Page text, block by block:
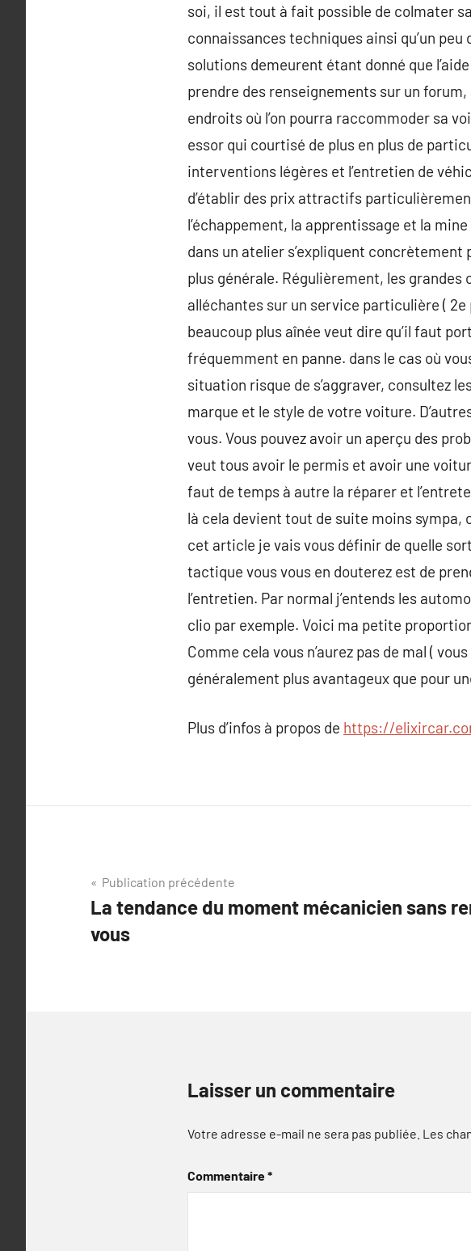
soi, il est tout à fait possible de colmater
connaissances techniques ainsi qu’un
solutions demeurent étant donné que
prendre des renseignements sur un
endroits où l’on pourra raccommoder sa
essor qui courtisé de plus en plus de
interventions légères et l’entretien de
d’établir des prix attractifs
l’échappement, la apprentissage et la
dans un atelier s’expliquent
plus générale. Régulièrement, les
alléchantes sur un service particulière ( 2e
beaucoup plus aînée veut dire qu’il faut
fréquemment en panne. dans le cas où
situation risque de s’aggraver, consultez
marque et le style de votre voiture.
vous. Vous pouvez avoir un aperçu des
veut tous avoir le permis et avoir une
faut de temps à autre la réparer et
là cela devient tout de suite moins sympa,
cet article je vais vous définir de quelle
tactique vous vous en douterez est de
l’entretien. Par normal j’entends les
clio par exemple. Voici ma petite
Comme cela vous n’aurez pas de mal (
généralement plus avantageux que pour
Plus d’infos à propos de https://
Navigation
de
l’article
Publication précédente
La tendance du moment mécanicien sans
vous
Laisser un commentaire
Votre adresse e-mail ne sera pas publiée. Les
Commentaire*